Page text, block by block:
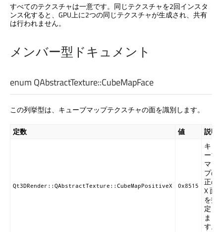
すべてのテクスチャは一意です。同じテクスチャを2回インスタ
ンス化すると、GPU上に2つの同じテクスチャが生成され、共有
は行われません。
メンバー型ドキュメント
enum QAbstractTexture::CubeMapFace
この列挙型は、キューブマップテクスチャの面を識別します。
定数 値 説明
Qt3DRender::QAbstractTexture::CubeMapPositiveX 0x8515
キュ
ーブ
マッ
プの
正の
X 面
を指
定し
ま
す。